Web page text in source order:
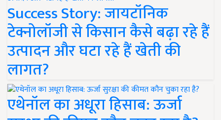
Success Story: जायटॉनिक
टेक्नोलॉजी से किसान कैसे बढ़ा रहे हैं
उत्पादन और घटा रहे हैं खेती की
लागत?
एथेनॉल का अधूरा हिसाब: ऊर्जा